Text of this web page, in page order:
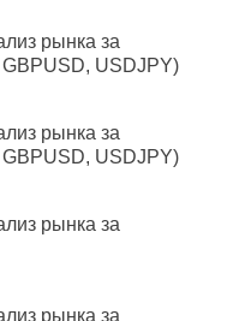
рынка за
USDJPY)
рынка за
USDJPY)
рынка за
рынка за